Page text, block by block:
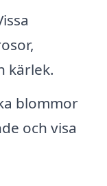
kärlek.
blommor
och visa